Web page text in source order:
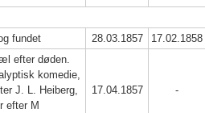
fundet 28.03.1857 17.02.1858
efter døden.
komedie,
J. L. Heiberg,
efter M
17.04.1857 -